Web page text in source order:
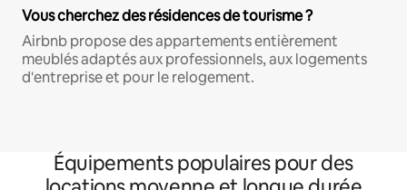
Vous cherchez des résidences de tourisme ?
Airbnb propose des appartements entièrement
meublés adaptés aux professionnels, aux logements
d'entreprise et pour le relogement.
Équipements populaires pour des